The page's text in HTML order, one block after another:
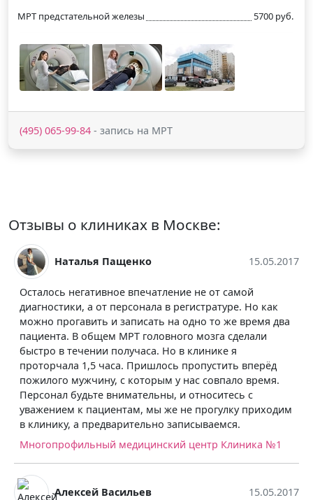
МРТ предстательной железы 5700 руб.
(495) 065-99-84 - запись на МРТ
Отзывы о клиниках в Москве:
Наталья Пащенко 15.05.2017
Осталось негативное впечатление не от самой
диагностики, а от персонала в регистратуре. Но как
можно прогавить и записать на одно то же время два
пациента. В общем МРТ головного мозга сделали
быстро в течении получаса. Но в клинике я
проторчала 1,5 часа. Пришлось пропустить вперёд
пожилого мужчину, с которым у нас совпало время.
Персонал будьте внимательны, и относитесь с
уважением к пациентам, мы же не прогулку приходим
в клинику, а предварительно записываемся.
Многопрофильный медицинский центр Клиника №1
Алексей Васильев 15.05.2017